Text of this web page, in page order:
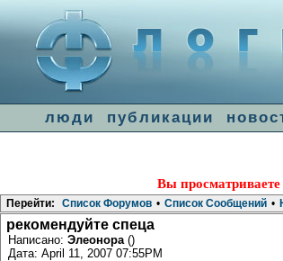
люди публикации
Вы
Перейти: Список Форумов • Список Сообщений •
рекомендуйте спеца
Написано: Элеонора ()
Дата: April 11, 2007 07:55PM